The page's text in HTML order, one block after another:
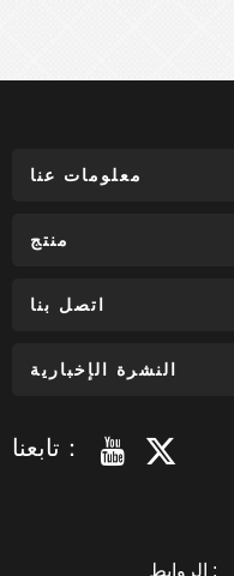
معلومات عنا
منتج
اتصل بنا
النشرة الإخبارية
تابعنا：
الروابط :